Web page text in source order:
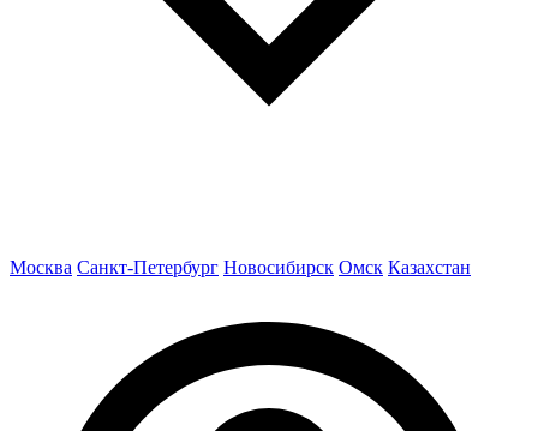
Москва Санкт-Петербург Новосибирск Омск Казахстан